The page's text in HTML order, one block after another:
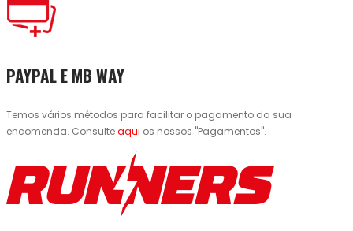
PAYPAL E MB WAY
Temos vários métodos para facilitar o pagamento da sua
encomenda. Consulteaqui os nossos "Pagamentos".